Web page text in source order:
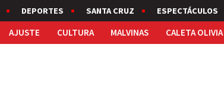
DEPORTES SANTA CRUZ ESPECTÁCULOS
AJUSTE CULTURA MALVINAS CALETA OLIVIA